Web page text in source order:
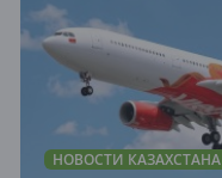
НОВОСТИ КАЗАХСТАНА